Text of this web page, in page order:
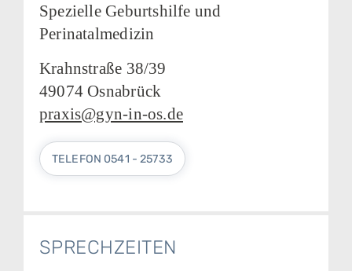
Spezielle Geburtshilfe und
Perinatalmedizin
Krahnstraße 38/39
49074 Osnabrück
praxis@gyn-in-os.de
TELEFON 0541 - 25733
SPRECHZEITEN